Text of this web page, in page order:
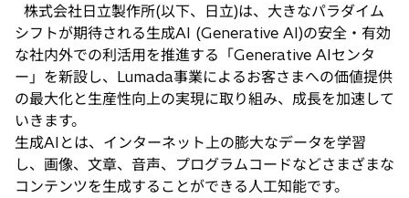
い
タ
ブ
開
く
株式会社日立製作所(以下、日立)は、大きなパラダイム
シフトが期待される生成AI (Generative AI)の安全・有効
な社内外での利活用を推進する「Generative AIセンタ
ー」を新設し、Lumada事業によるお客さまへの価値提供
の最大化と生産性向上の実現に取り組み、成長を加速して
いきます。
生成AIとは、インターネット上の膨大なデータを学習
し、画像、文章、音声、プログラムコードなどさまざまな
コンテンツを生成することができる人工知能です。